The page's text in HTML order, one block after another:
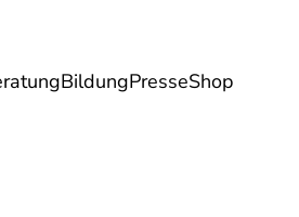
BildungPresseShop
Umwelt Verträge